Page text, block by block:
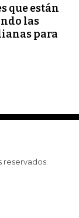
que están
las
para
reservados.